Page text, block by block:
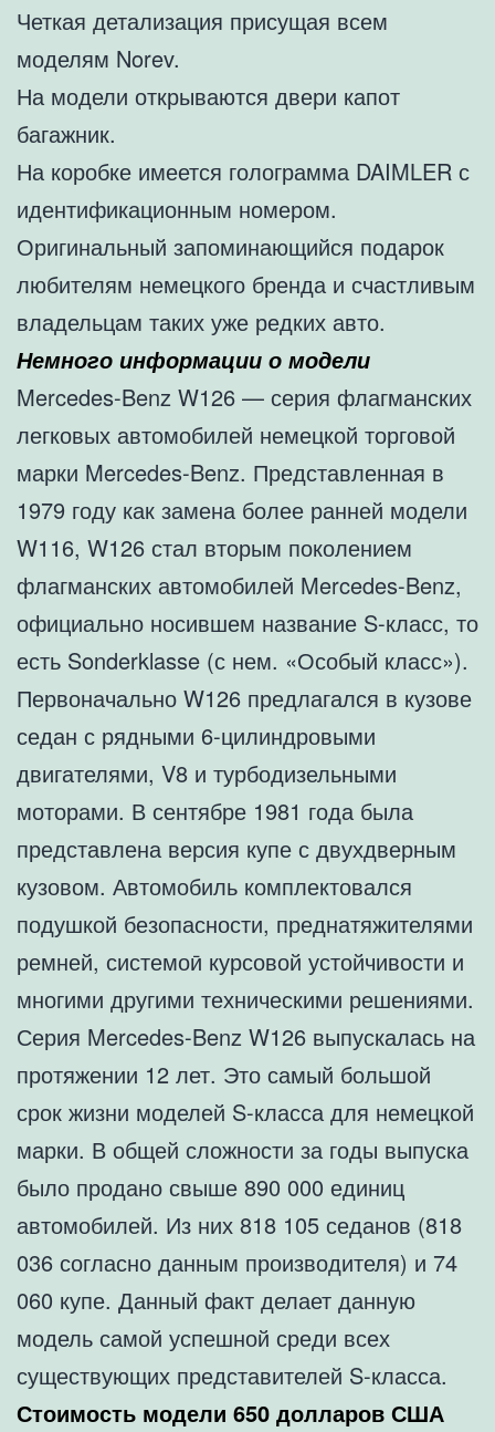
Четкая детализация присущая всем
моделям Norev.
На модели открываются двери капот
багажник.
На коробке имеется голограмма DAIMLER с
идентификационным номером.
Оригинальный запоминающийся подарок
любителям немецкого бренда и счастливым
владельцам таких уже редких авто.
Немного информации о модели
Mercedes-Benz W126 — серия флагманских
легковых автомобилей немецкой торговой
марки Mercedes-Benz. Представленная в
1979 году как замена более ранней модели
W116, W126 стал вторым поколением
флагманских автомобилей Mercedes-Benz,
официально носившем название S-класс, то
есть Sonderklasse (с нем. «Особый класс»).
Первоначально W126 предлагался в кузове
седан с рядными 6-цилиндровыми
двигателями, V8 и турбодизельными
моторами. В сентябре 1981 года была
представлена версия купе с двухдверным
кузовом. Автомобиль комплектовался
подушкой безопасности, преднатяжителями
ремней, системоӣ курсовой устойчивости и
многими другими техническими решениями.
Серия Mercedes-Benz W126 выпускалась на
протяжении 12 лет. Это самый большой
срок жизни моделей S-класса для немецкой
марки. В общей сложности за годы выпуска
было продано свыше 890 000 единиц
автомобилей. Из них 818 105 седанов (818
036 согласно данным производителя) и 74
060 купе. Данный факт делает данную
модель самой успешной среди всех
существующих представителей S-класса.
Стоимость модели 650 долларов США